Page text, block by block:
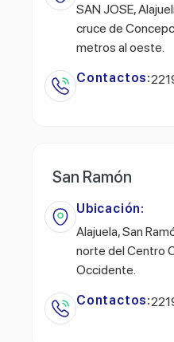
SAN JOSE,
cruce de
metros al oeste.
Contactos:
San Ramón
Ubicación:
Alajuela, San
norte del Centro
Occidente.
Contactos: